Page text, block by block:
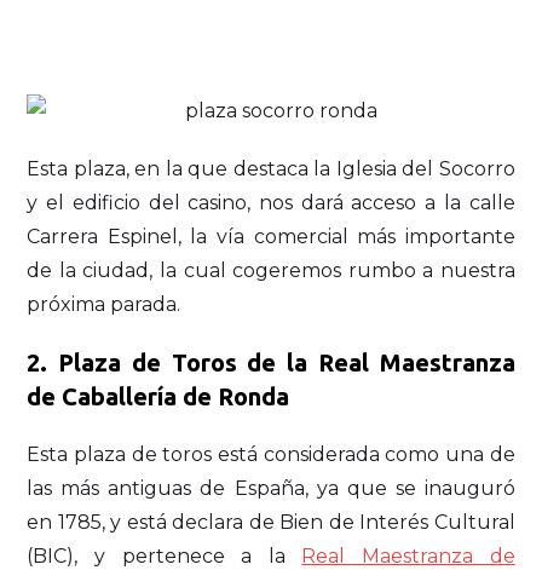
Esta plaza, en la que destaca la Iglesia del Socorro
y el edificio del casino, nos dará acceso a la calle
Carrera Espinel, la vía comercial más importante
de la ciudad, la cual cogeremos rumbo a nuestra
próxima parada.
2. Plaza de Toros de la Real Maestranza
de Caballería de Ronda
Esta plaza de toros está considerada como una de
las más antiguas de España, ya que se inauguró
en 1785, y está declara de Bien de Interés Cultural
(BIC), y pertenece a la
Real Maestranza de